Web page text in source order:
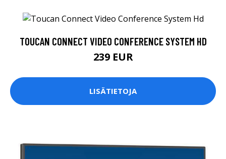
TOUCAN CONNECT VIDEO CONFERENCE SYSTEM HD
239 EUR
LISÄTIETOJA